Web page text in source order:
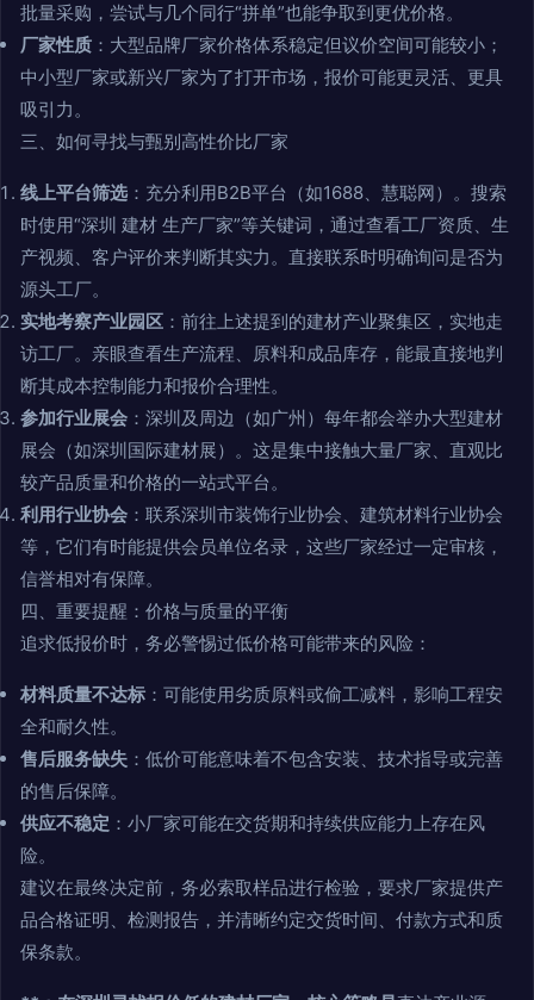
批量采购，尝试与几个同行“拼单”也能争取到更优价格。
厂家性质 ：大型品牌厂家价格体系稳定但议价空间可能较小；
中小型厂家或新兴厂家为了打开市场，报价可能更灵活、更具
吸引力。
三、如何寻找与甄别高性价比厂家
线上平台筛选 ：充分利用B2B平台（如1688、慧聪网）。搜索
时使用“深圳 建材 生产厂家”等关键词，通过查看工厂资质、生
产视频、客户评价来判断其实力。直接联系时明确询问是否为
源头工厂。
实地考察产业园区 ：前往上述提到的建材产业聚集区，实地走
访工厂。亲眼查看生产流程、原料和成品库存，能最直接地判
断其成本控制能力和报价合理性。
参加行业展会 ：深圳及周边（如广州）每年都会举办大型建材
展会（如深圳国际建材展）。这是集中接触大量厂家、直观比
较产品质量和价格的一站式平台。
利用行业协会 ：联系深圳市装饰行业协会、建筑材料行业协会
等，它们有时能提供会员单位名录，这些厂家经过一定审核，
信誉相对有保障。
四、重要提醒：价格与质量的平衡
追求低报价时，务必警惕过低价格可能带来的风险：
材料质量不达标 ：可能使用劣质原料或偷工减料，影响工程安
全和耐久性。
售后服务缺失 ：低价可能意味着不包含安装、技术指导或完善
的售后保障。
供应不稳定 ：小厂家可能在交货期和持续供应能力上存在风
险。
建议在最终决定前，务必索取样品进行检验，要求厂家提供产
品合格证明、检测报告，并清晰约定交货时间、付款方式和质
保条款。